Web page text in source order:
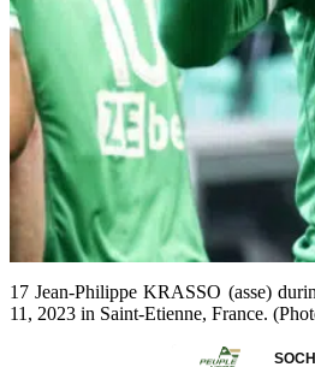
17 Jean-Philippe KRASSO (asse)
11, 2023 in Saint-Etienne, France.